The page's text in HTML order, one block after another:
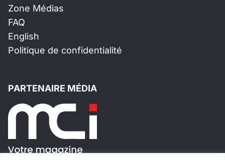
Zone Médias
FAQ
English
Politique de confidentialité
PARTENAIRE MÉDIA